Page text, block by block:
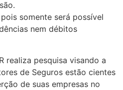
somente será possível
nem débitos
realiza pesquisa visando a
de Seguros estão cientes
de suas empresas no